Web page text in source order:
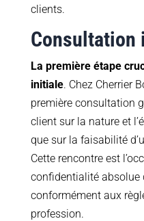
clients.
Consultation
La première étape
initiale. Chez Cherrier
première consultation
client sur la nature et
que sur la faisabilité
Cette rencontre est
confidentialité absolue
conformément aux
profession.